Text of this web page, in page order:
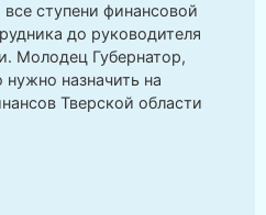
ступени финансовой
до руководителя
Молодец Губернатор,
назначить на
Тверской области